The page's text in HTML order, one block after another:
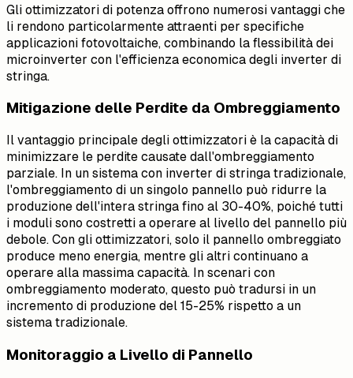
Gli ottimizzatori di potenza offrono numerosi vantaggi che
li rendono particolarmente attraenti per specifiche
applicazioni fotovoltaiche, combinando la flessibilità dei
microinverter con l'efficienza economica degli inverter di
stringa.
Mitigazione delle Perdite da Ombreggiamento
Il vantaggio principale degli ottimizzatori è la capacità di
minimizzare le perdite causate dall'ombreggiamento
parziale. In un sistema con inverter di stringa tradizionale,
l'ombreggiamento di un singolo pannello può ridurre la
produzione dell'intera stringa fino al 30-40%, poiché tutti
i moduli sono costretti a operare al livello del pannello più
debole. Con gli ottimizzatori, solo il pannello ombreggiato
produce meno energia, mentre gli altri continuano a
operare alla massima capacità. In scenari con
ombreggiamento moderato, questo può tradursi in un
incremento di produzione del 15-25% rispetto a un
sistema tradizionale.
Monitoraggio a Livello di Pannello